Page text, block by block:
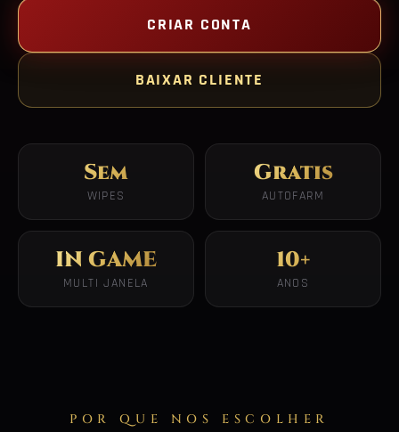
CRIAR CONTA
BAIXAR CLIENTE
Sem
WIPES
Gratis
AUTOFARM
IN GAME
MULTI JANELA
10+
ANOS
POR QUE NOS ESCOLHER